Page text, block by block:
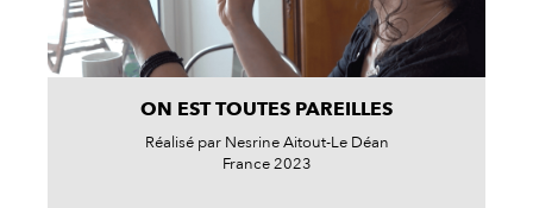
ON EST TOUTES PAREILLES
Réalisé par Nesrine Aitout-Le Déan
France 2023